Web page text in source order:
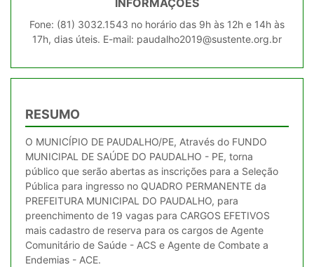
INFORMAÇÕES
Fone: (81) 3032.1543 no horário das 9h às 12h e 14h às
17h, dias úteis. E-mail: paudalho2019@sustente.org.br
RESUMO
O MUNICÍPIO DE PAUDALHO/PE, Através do FUNDO
MUNICIPAL DE SAÚDE DO PAUDALHO - PE, torna
público que serão abertas as inscrições para a Seleção
Pública para ingresso no QUADRO PERMANENTE da
PREFEITURA MUNICIPAL DO PAUDALHO, para
preenchimento de 19 vagas para CARGOS EFETIVOS
mais cadastro de reserva para os cargos de Agente
Comunitário de Saúde - ACS e Agente de Combate a
Endemias - ACE.